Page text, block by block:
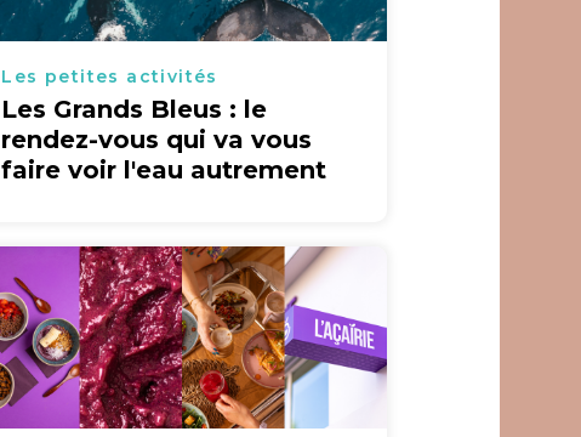
Les petites activités
Les Grands Bleus : le
rendez-vous qui va vous
faire voir l'eau autrement